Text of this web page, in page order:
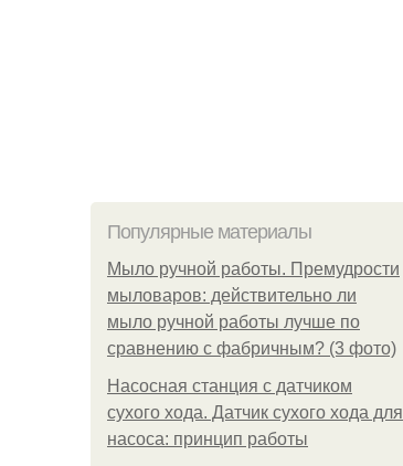
Популярные материалы
Мыло ручной работы. Премудрости
мыловаров: действительно ли
мыло ручной работы лучше по
сравнению с фабричным? (3 фото)
Насосная станция с датчиком
сухого хода. Датчик сухого хода для
насоса: принцип работы